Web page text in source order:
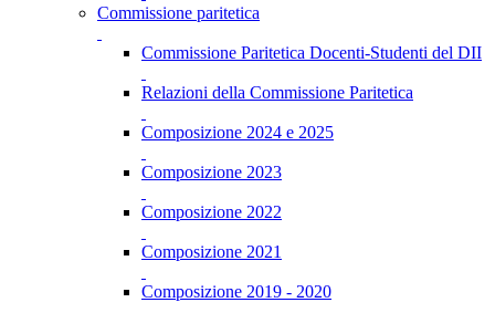
Commissione paritetica
Commissione Paritetica Docenti-Studenti del DII
Relazioni della Commissione Paritetica
Composizione 2024 e 2025
Composizione 2023
Composizione 2022
Composizione 2021
Composizione 2019 - 2020